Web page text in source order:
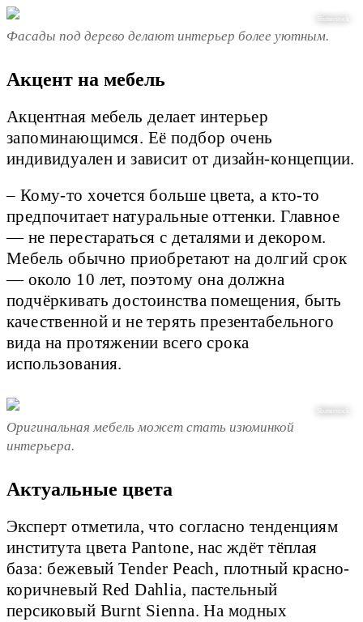
Фасады под дерево делают интерьер более уютным.
Акцент на мебель
Акцентная мебель делает интерьер
запоминающимся. Её подбор очень
индивидуален и зависит от дизайн-концепции.
– Кому-то хочется больше цвета, а кто-то
предпочитает натуральные оттенки. Главное
— не перестараться с деталями и декором.
Мебель обычно приобретают на долгий срок
— около 10 лет, поэтому она должна
подчёркивать достоинства помещения, быть
качественной и не терять презентабельного
вида на протяжении всего срока
использования.
Оригинальная мебель может стать изюминкой
интерьера.
Актуальные цвета
Эксперт отметила, что согласно тенденциям
института цвета Pantone, нас ждёт тёплая
база: бежевый Tender Peach, плотный красно-
коричневый Red Dahlia, пастельный
персиковый Burnt Sienna. На модных